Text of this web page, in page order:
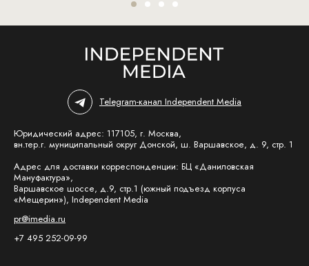
Telegram-канал Independent Media
Юридический адрес: 117105, г. Москва,
вн.тер.г. муниципальный округ Донской, ш. Варшавское, д. 9, стр. 1
Адрес для доставки корреспонденции: БЦ «Даниловская
Мануфактура»,
Варшавское шоссе, д.9, стр.1 (южный подъезд корпуса
«Мещерин»), Independent Media
pr@imedia.ru
+7 495 252-09-99